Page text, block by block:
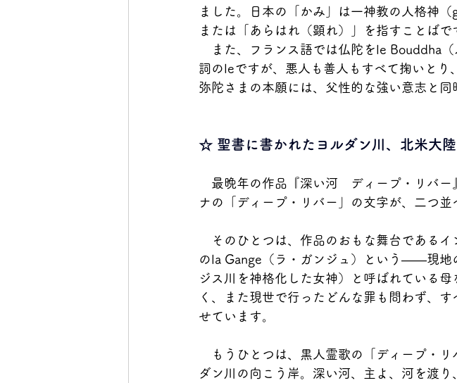
ました。日本の「かみ」は一神教の人格神
または「あらはれ（顕れ）」を指すことばで
また、フランス語では仏陀をle Bouddha
詞のleですが、悪人も善人もすべて掬いと
弥陀さまの本願には、父性的な強い意志と
☆ 聖書に書かれたヨルダン川、北米大陸
最晩年の作品『深い河　ディープ・リバー
ナの「ディープ・リバー」の文字が、二つ並
そのひとつは、作品のおもな舞台である
のla Gange（ラ・ガンジュ）という――現地
ジス川を神格化した女神）と呼ばれている
く、また現世で行ったどんな罪も問わず、
せています。
もうひとつは、黒人霊歌の「ディープ・
ダン川の向こう岸。深い河、主よ、河を渡